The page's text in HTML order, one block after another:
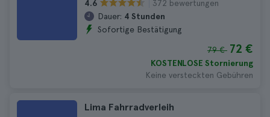
4.6
372 bewertungen
Dauer: 4 Stunden
Sofortige Bestätigung
79 € 72 €
KOSTENLOSE Stornierung
Keine versteckten Gebühren
Lima Fahrradverleih